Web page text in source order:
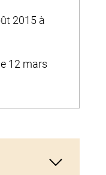
2015 à
12 mars